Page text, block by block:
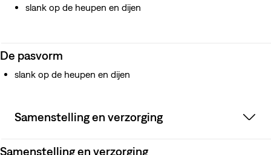
slank op de heupen en dijen
De pasvorm
slank op de heupen en dijen
Samenstelling en verzorging
Samenstelling en verzorging